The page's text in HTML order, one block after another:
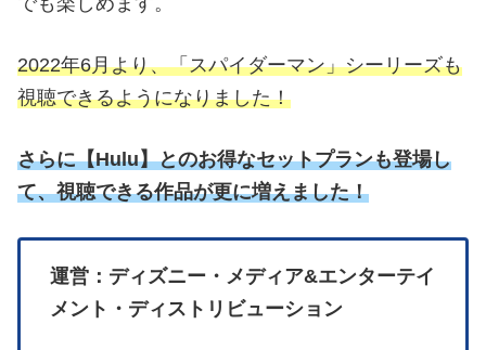
2022年6月より、「スパイダーマン」シーリーズも
視聴できるようになりました！
さらに【Hulu】とのお得なセットプランも登場し
て、視聴できる作品が更に増えました！
運営：ディズニー・メディア&エンターテイ
メント・ディストリビューション